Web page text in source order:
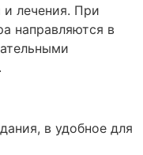
лечения. При
направляются в
в удобное для